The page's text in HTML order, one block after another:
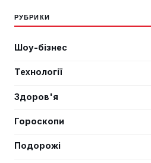
РУБРИКИ
Шоу-бізнес
Технології
Здоров'я
Гороскопи
Подорожі